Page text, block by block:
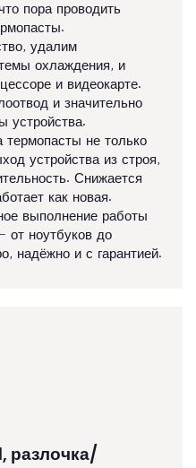
пора проводить
удалим
охлаждения, и
и видеокарте.
и значительно
устройства.
термопасты не только
устройства из строя,
Снижается
как новая.
выполнение работы
от ноутбуков до
надёжно и с гарантией.
разлочка/